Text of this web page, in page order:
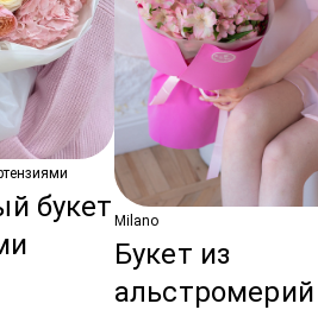
букет Milano
Букет из
альстромерий